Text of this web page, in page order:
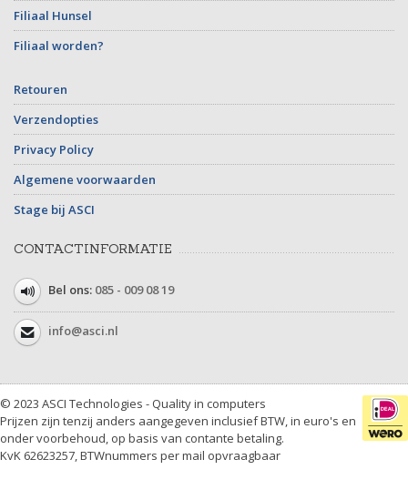
Filiaal Hunsel
Filiaal worden?
Retouren
Verzendopties
Privacy Policy
Algemene voorwaarden
Stage bij ASCI
CONTACTINFORMATIE
Bel ons: 085 - 009 08 19
info@asci.nl
© 2023 ASCI Technologies - Quality in computers
Prijzen zijn tenzij anders aangegeven inclusief BTW, in euro's en
onder voorbehoud, op basis van contante betaling.
KvK 62623257, BTWnummers per mail opvraagbaar